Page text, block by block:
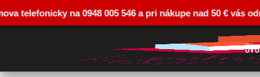
na 0948 005 546 a pri nákupe nad 50 € vás